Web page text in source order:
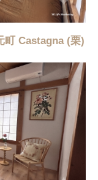
町 Castagna (栗)